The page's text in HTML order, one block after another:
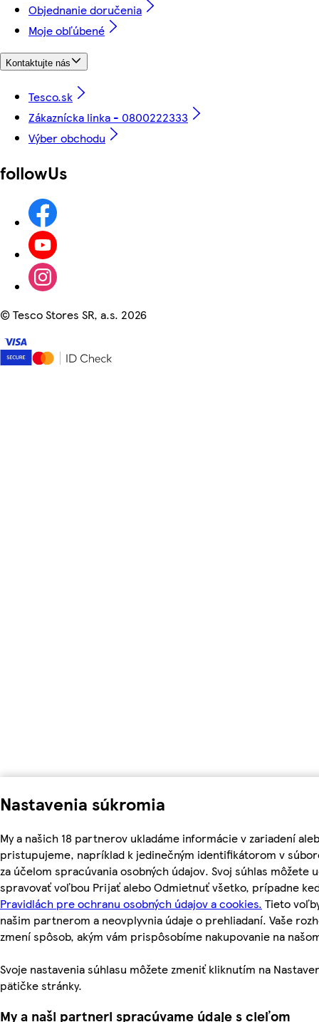
Nastavenia súkromia
My a našich 18 partnerov ukladáme informácie v zariadení
pristupujeme, napríklad k jedinečným identifikátorom v
za účelom spracúvania osobných údajov. Svoj súhlas môžete
spravovať voľbou Prijať alebo Odmietnuť všetko, prípadne
Pravidlách pre ochranu osobných údajov a cookies. Tieto
našim partnerom a neovplyvnia údaje o prehliadaní. Vaše
zmení spôsob, akým vám prispôsobíme nakupovanie na
Svoje nastavenia súhlasu môžete zmeniť kliknutím na
pätičke stránky.
My a naši partneri spracúvame údaje s cieľom
Objednanie doručenia
Moje obľúbené
Kontaktujte nás
Tesco.sk
Zákaznícka linka - 0800222333
Výber obchodu
followUs
©Tesco Stores SR, a.s. 2026